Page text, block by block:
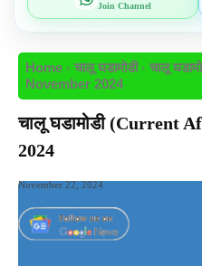
Join Channel
Home चालू घडामोडी
चालू
November 2024
चालू घडामोडी (Current
2024
November 22, 2024